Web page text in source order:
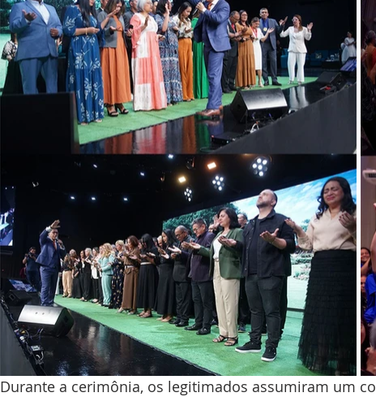
Durante a cerimônia, os legitimados assumiram um